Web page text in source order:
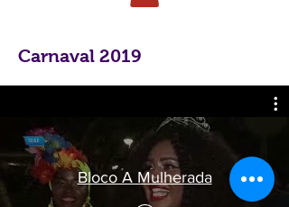
Carnaval 2019
Bloco A Mulherada